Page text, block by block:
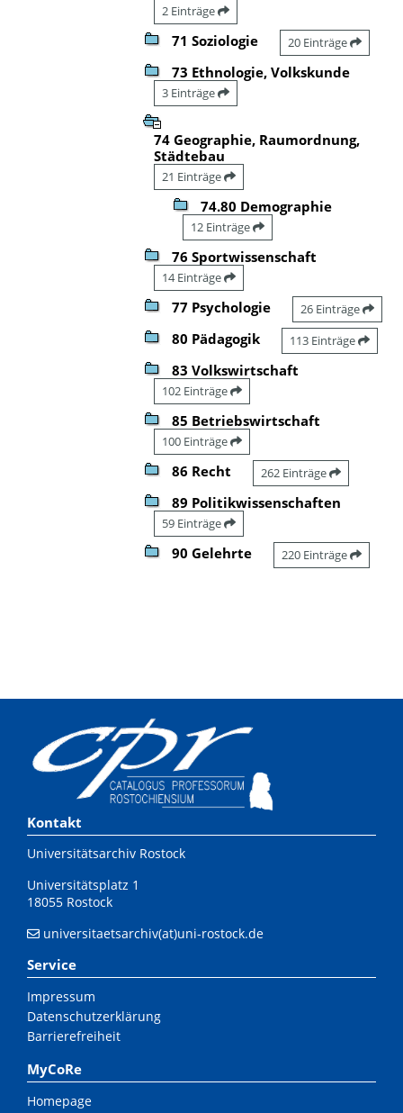
2 Einträge
71 Soziologie 20 Einträge
73 Ethnologie, Volkskunde
3 Einträge
74 Geographie, Raumordnung,
Städtebau
21 Einträge
74.80 Demographie
12 Einträge
76 Sportwissenschaft
14 Einträge
77 Psychologie 26 Einträge
80 Pädagogik 113 Einträge
83 Volkswirtschaft
102 Einträge
85 Betriebswirtschaft
100 Einträge
86 Recht 262 Einträge
89 Politikwissenschaften
59 Einträge
90 Gelehrte 220 Einträge
Kontakt
Universitätsarchiv Rostock
Universitätsplatz 1
18055 Rostock
universitaetsarchiv(at)uni-rostock.de
Service
Impressum
Datenschutzerklärung
Barrierefreiheit
MyCoRe
Homepage